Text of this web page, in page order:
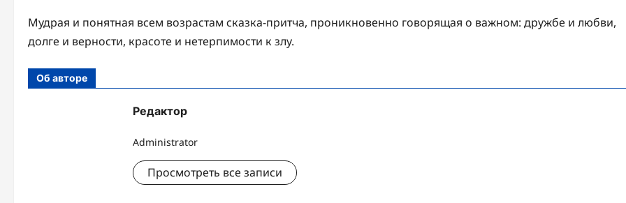
Мудрая и понятная всем возрастам сказка-притча, проникновенно говорящая о важном: дружбе и любви,
долге и верности, красоте и нетерпимости к злу.
Об авторе
Редактор
Administrator
Просмотреть все записи